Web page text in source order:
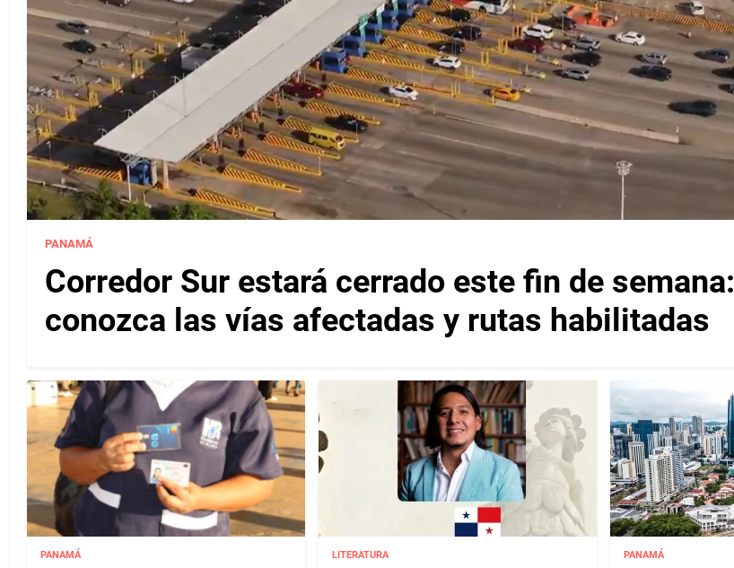
PANAMÁ
Corredor Sur estará cerrado este fin de semana:
conozca las vías afectadas y rutas habilitadas
PANAMÁ LITERATURA PANAMÁ